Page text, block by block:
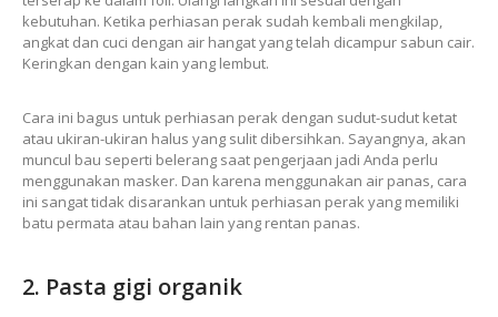
kebutuhan. Ketika perhiasan perak sudah kembali mengkilap,
angkat dan cuci dengan air hangat yang telah dicampur sabun cair.
Keringkan dengan kain yang lembut.
Cara ini bagus untuk perhiasan perak dengan sudut-sudut ketat
atau ukiran-ukiran halus yang sulit dibersihkan. Sayangnya, akan
muncul bau seperti belerang saat pengerjaan jadi Anda perlu
menggunakan masker. Dan karena menggunakan air panas, cara
ini sangat tidak disarankan untuk perhiasan perak yang memiliki
batu permata atau bahan lain yang rentan panas.
2. Pasta gigi organik